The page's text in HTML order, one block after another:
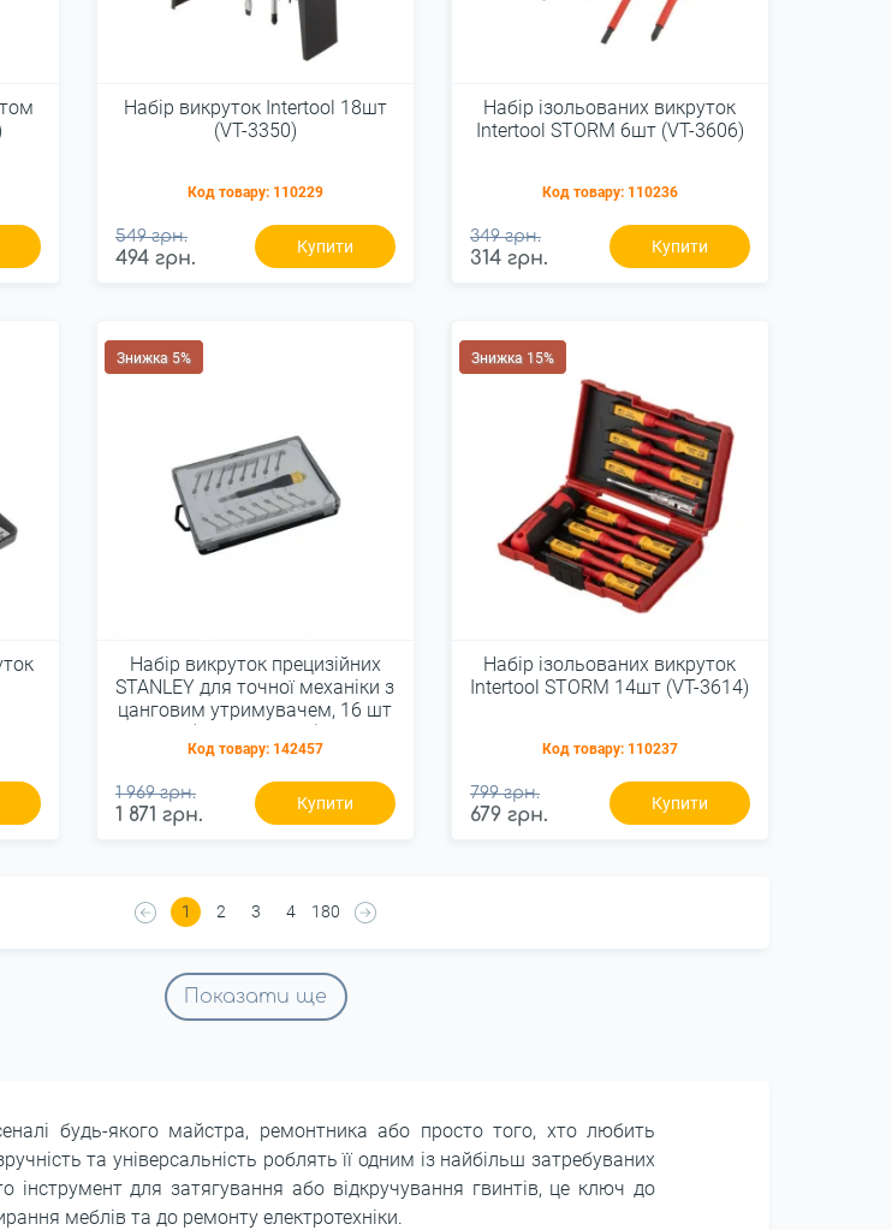
Набір викруток Intertool 18шт
(VT-3350)
Код товару: 110229
549 грн.
494 грн.
Купити
Набір ізольованих викруток
Intertool STORM 6шт (VT-3606)
Код товару: 110236
349 грн.
314 грн.
Купити
Знижка 5%
Набір викруток прецизійних
STANLEY для точної механіки з
цанговим утримувачем, 16 шт
(STHT0-62633)
Код товару: 142457
1 969 грн.
1 871 грн.
Купити
Знижка 15%
Набір ізольованих викруток
Intertool STORM 14шт (VT-3614)
Код товару: 110237
799 грн.
679 грн.
Купити
1 2 3 4 180
Показати ще
будь-якого майстра, ремонтника або просто того, хто любить
та універсальність роблять її одним із найбільш затребуваних
інструмент для затягування або відкручування гвинтів, це ключ до
меблів та до ремонту електротехніки.